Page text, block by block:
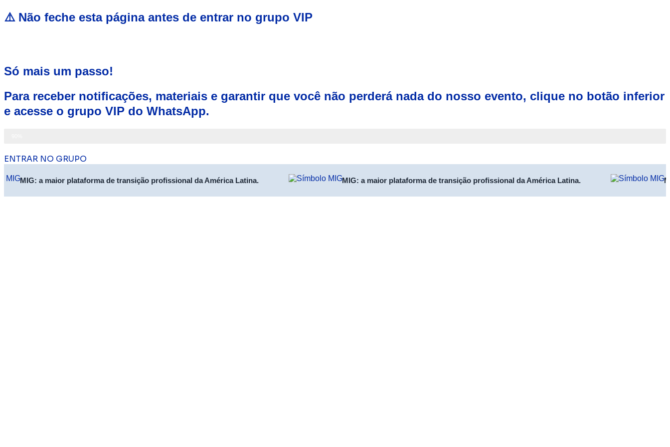
⚠️ Não feche esta página antes de entrar no grupo VIP
Só mais um passo!
Para receber notificações, materiais e garantir que você não perderá nada do nosso evento, clique no botão inferior
e acesse o grupo VIP do WhatsApp.​
ENTRAR NO GRUPO
MIG: a maior plataforma de transição profissional da América Latina. MIG: a maior plataforma de transição profissional da América Latina.